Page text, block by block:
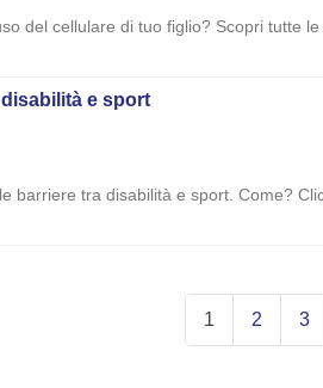
del cellulare di tuo figlio? Scopri tutte
e sport
barriere tra disabilità e sport. Come?
1 2 3